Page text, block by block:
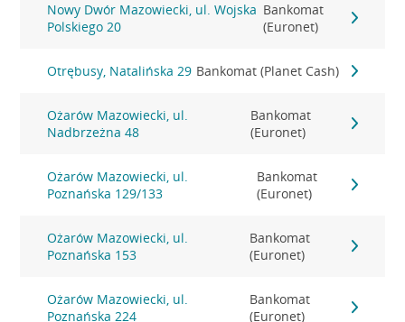
Nowy Dwór Mazowiecki, ul. Wojska
Polskiego 20
Bankomat
(Euronet)
Otrębusy, Natalińska 29 Bankomat (Planet Cash)
Ożarów Mazowiecki, ul.
Nadbrzeżna 48
Bankomat
(Euronet)
Ożarów Mazowiecki, ul.
Poznańska 129/133
Bankomat
(Euronet)
Ożarów Mazowiecki, ul.
Poznańska 153
Bankomat
(Euronet)
Ożarów Mazowiecki, ul.
Poznańska 224
Bankomat
(Euronet)